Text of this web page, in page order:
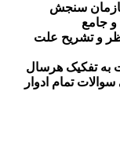
سنجش
و جامع
و تشریح علت
به تفکیک هرسال
تمام ادوار